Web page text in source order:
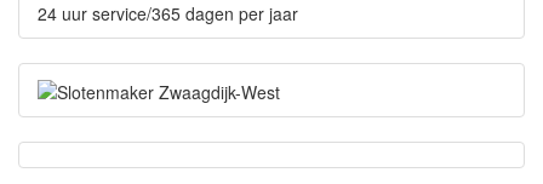
24 uur service/365 dagen per jaar